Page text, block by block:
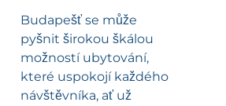
Budapešť se může
pyšnit širokou škálou
možností ubytování,
které uspokojí každého
návštěvníka, ať už